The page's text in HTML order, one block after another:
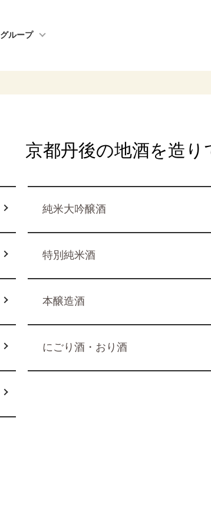
グループ
京都丹後の地酒を造り
純米大吟醸酒
特別純米酒
本醸造酒
にごり酒・おり酒